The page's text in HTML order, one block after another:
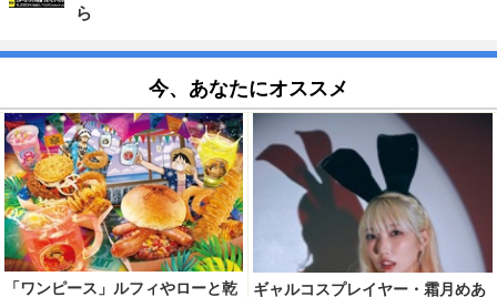
ら
今、あなたにオススメ
「ワンピース」ルフィやローと乾
ギャルコスプレイヤー・霜月めあ